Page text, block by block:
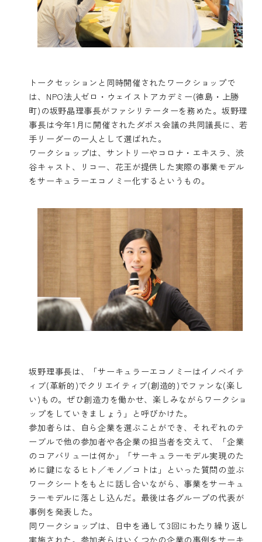
トークセッションと同時開催されたワークショップで
は、NPO法人ゼロ・ウェイストアカデミー(徳島・上勝
町)の坂野晶理事長がファシリテーターを務めた。坂野理
事長は今年1月に開催されたダボス会議の共同議長に、若
手リーダーの一人として選ばれた。
ワークショップは、サントリーやコロナ・エキスラ、渋
谷キャスト、リコー、花王が提供した実際の事業モデル
をサーキュラーエコノミー化するというもの。
坂野理事長は、「サーキュラーエコノミーはイノベイテ
ィブ(革新的)でクリエイティブ(創造的)でファンな(楽し
い)もの。ぜひ創造力を働かせ、楽しみながらワークショ
ップをしていきましょう」と呼びかけた。
参加者らは、自ら企業を選ぶことができ、それぞれのテ
ーブルで他の参加者や各企業の担当者を交えて、「企業
のコアバリューは何か」「サーキュラーモデル実現のた
めに鍵になるヒト／モノ／コトは」といった質問の並ぶ
ワークシートをもとに話し合いながら、事業をサーキュ
ラーモデルに落とし込んだ。最後は各グループの代表が
事例を発表した。
同ワークショップは、日中を通して3回にわたり繰り返し
実施された。参加者らはいくつかの企業の事例をサーキ